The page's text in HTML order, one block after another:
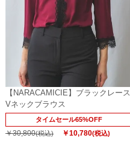
【NARACAMICIE】ブラックレース
Vネックブラウス
タイムセール65%OFF
￥30,800(税込) ￥10,780(税込)